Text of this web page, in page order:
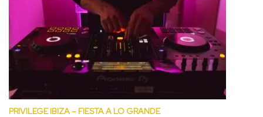
PRIVILEGE IBIZA – FIESTA A LO GRANDE